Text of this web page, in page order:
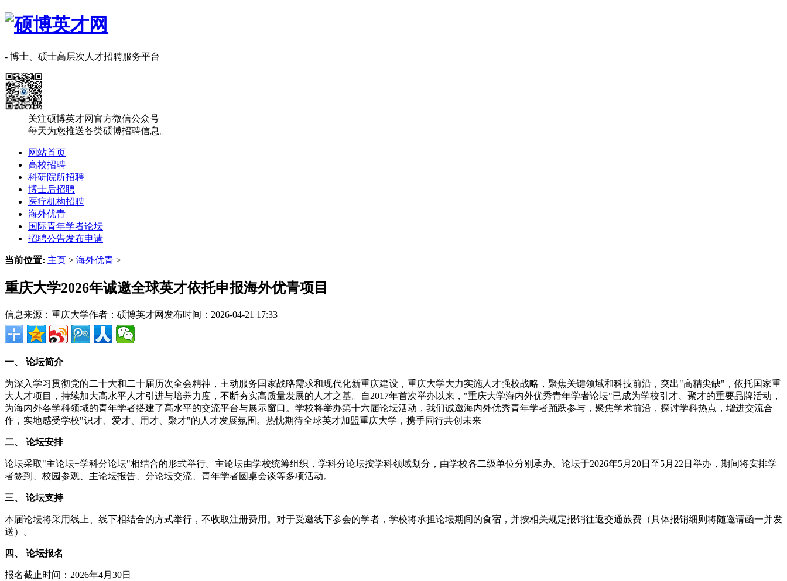
- 博士、硕士高层次人才招聘服务平台
关注硕博英才网官方微信公众号
每天为您推送各类硕博招聘信息。
网站首页
高校招聘
科研院所招聘
博士后招聘
医疗机构招聘
海外优青
国际青年学者论坛
招聘公告发布申请
当前位置: 主页 > 海外优青 >
重庆大学2026年诚邀全球英才依托申报海外优青项目
信息来源：重庆大学作者：硕博英才网 发布时间：2026-04-21 17:33
一、 论坛简介
为深入学习贯彻党的二十大和二十届历次全会精神，主动服务国家战略需求和现代化新重庆建设，重庆大学大力实施人才强校战略，聚焦关键领域和科技前沿，突出"高精尖缺"，依托国家重
大人才项目，持续加大高水平人才引进与培养力度，不断夯实高质量发展的人才之基。自2017年首次举办以来，"重庆大学海内外优秀青年学者论坛"已成为学校引才、聚才的重要品牌活动，
为海内外各学科领域的青年学者搭建了高水平的交流平台与展示窗口。学校将举办第十六届论坛活动，我们诚邀海内外优秀青年学者踊跃参与，聚焦学术前沿，探讨学科热点，增进交流合
作，实地感受学校"识才、爱才、用才、聚才"的人才发展氛围。热忱期待全球英才加盟重庆大学，携手同行共创未来
二、 论坛安排
论坛采取"主论坛+学科分论坛"相结合的形式举行。主论坛由学校统筹组织，学科分论坛按学科领域划分，由学校各二级单位分别承办。论坛于2026年5月20日至5月22日举办，期间将安排学
者签到、校园参观、主论坛报告、分论坛交流、青年学者圆桌会谈等多项活动。
三、 论坛支持
本届论坛将采用线上、线下相结合的方式举行，不收取注册费用。对于受邀线下参会的学者，学校将承担论坛期间的食宿，并按相关规定报销往返交通旅费（具体报销细则将随邀请函一并发
送）。
四、 论坛报名
报名截止时间：2026年4月30日